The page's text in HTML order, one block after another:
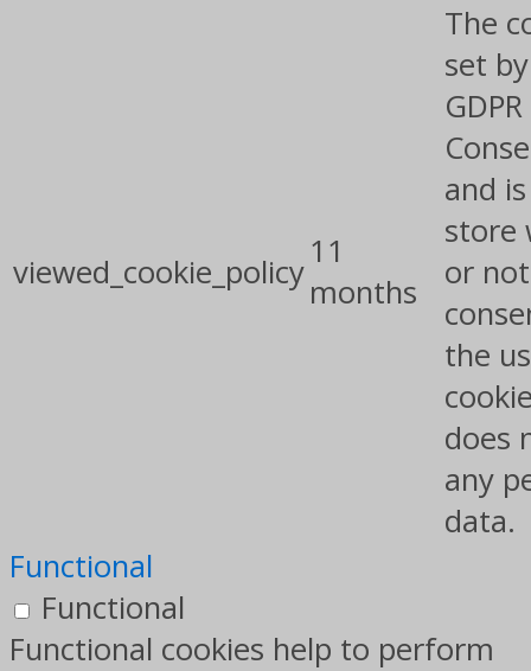
viewed_cookie_policy
11
months
The
set
and
store
or
the
does
any
data.
Functional
Functional
Functional cookies help to perform